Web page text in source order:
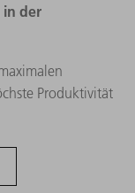
in der
Produktivität